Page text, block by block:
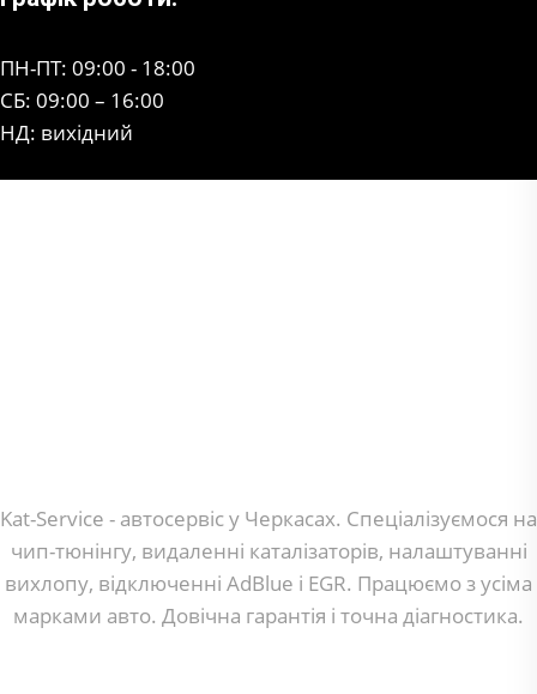
ПН-ПТ: 09:00 - 18:00
СБ: 09:00 – 16:00
НД: вихідний
Kat-Service - автосервіс у Черкасах. Спеціалізуємося на
чип-тюнінгу, видаленні каталізаторів, налаштуванні
вихлопу, відключенні AdBlue і EGR. Працюємо з усіма
марками авто. Довічна гарантія і точна діагностика.